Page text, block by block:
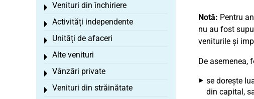
Notă: Pentru
nu au fost
veniturile și
De asemenea,
se dorește
din capital,
Venituri din închiriere
Toggle menu
Activități independente
Toggle menu
Unități de afaceri
Toggle menu
Alte venituri
Toggle menu
Vânzări private
Toggle menu
Venituri din străinătate
Toggle menu